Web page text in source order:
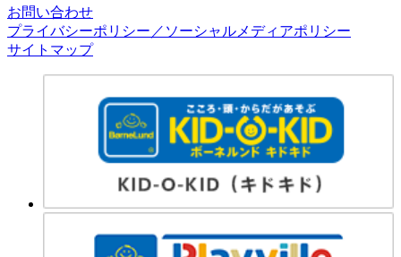
お問い合わせ
プライバシーポリシー／ソーシャルメディアポリシー
サイトマップ